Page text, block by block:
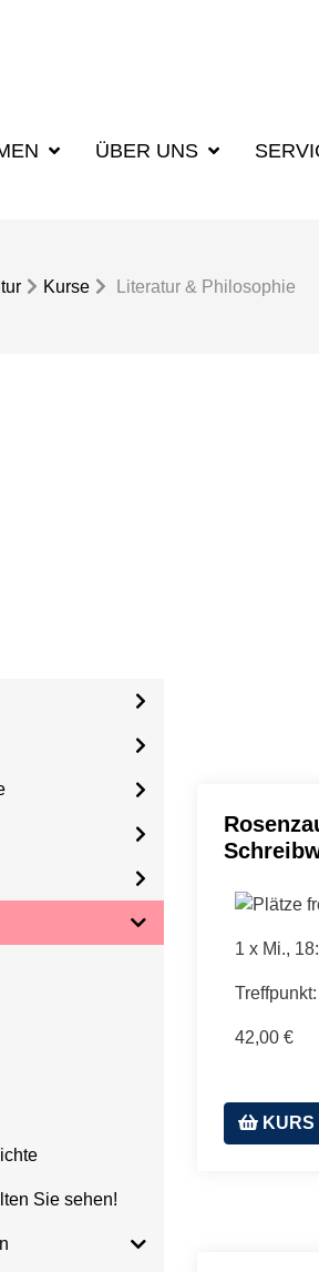
ÜBER UNS
Kurse Literatur & Philosophie
Sie sehen!
1 x Mi.,
42,00 €
KURS